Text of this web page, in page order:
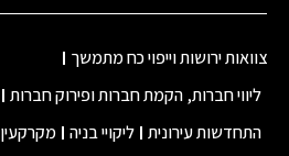
צוואות ירושות וייפוי כח מתמשך
ליווי חברות, הקמת חברות ופירוק חברות
התחדשות עירונית ליקויי בניה מקרקעין